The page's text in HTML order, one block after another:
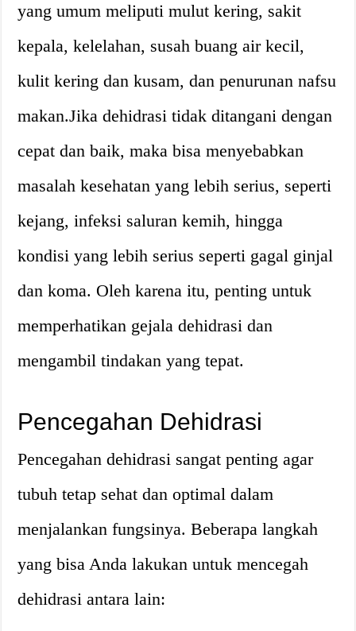
yang umum meliputi mulut kering, sakit
kepala, kelelahan, susah buang air kecil,
kulit kering dan kusam, dan penurunan nafsu
makan.Jika dehidrasi tidak ditangani dengan
cepat dan baik, maka bisa menyebabkan
masalah kesehatan yang lebih serius, seperti
kejang, infeksi saluran kemih, hingga
kondisi yang lebih serius seperti gagal ginjal
dan koma. Oleh karena itu, penting untuk
memperhatikan gejala dehidrasi dan
mengambil tindakan yang tepat.
Pencegahan Dehidrasi
Pencegahan dehidrasi sangat penting agar
tubuh tetap sehat dan optimal dalam
menjalankan fungsinya. Beberapa langkah
yang bisa Anda lakukan untuk mencegah
dehidrasi antara lain: